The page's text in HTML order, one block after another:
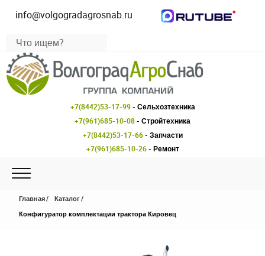
info@volgogradagrosnab.ru
+7(8442)53-17-99- Сельхозтехника
+7(961)685-10-08- Стройтехника
+7(8442)53-17-66- Запчасти
+7(961)685-10-26- Ремонт
Главная
Каталог
Конфигуратор комплектации трактора Кировец